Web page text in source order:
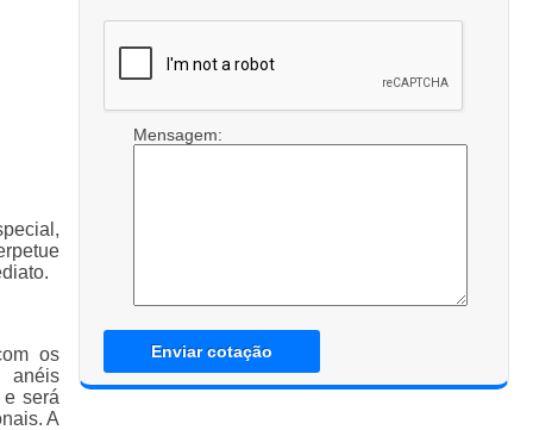
os
anéis
será
A
Mensagem:
Enviar cotação